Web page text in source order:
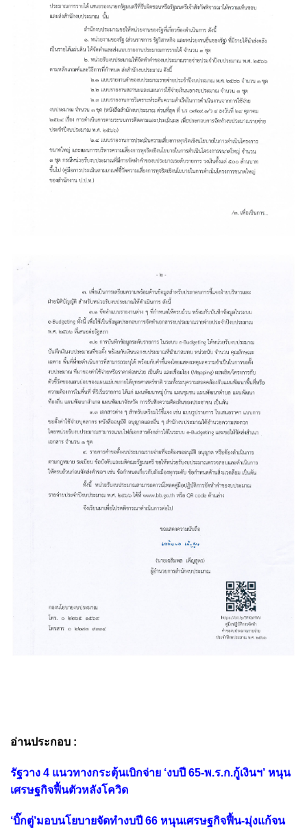
อ่านประกอบ :
รัฐวาง 4 แนวทางกระตุ้นเบิกจ่าย ‘งบปี 65-พ.ร.ก.กู้เงินฯ’ หนุน
เศรษฐกิจฟื้นตัวหลังโควิด
‘บิ๊กตู่’มอบนโยบายจัดทำงบปี 66 หนุนเศรษฐกิจฟื้น-มุ่งแก้จน